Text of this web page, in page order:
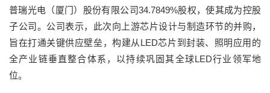
普瑞光电（厦门）股份有限公司34.7849%股权，使其成为控股
子公司。公司表示，此次向上游芯片设计与制造环节的并购，
旨在打通关键供应壁垒，构建从LED芯片到封装、照明应用的
全产业链垂直整合体系，以持续巩固其全球LED行业领军地
位。